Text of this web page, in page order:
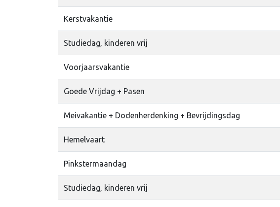
Kerstvakantie
Studiedag, kinderen vrij
Voorjaarsvakantie
Goede Vrijdag + Pasen
Meivakantie + Dodenherdenking + Bevrijdingsdag
Hemelvaart
Pinkstermaandag
Studiedag, kinderen vrij